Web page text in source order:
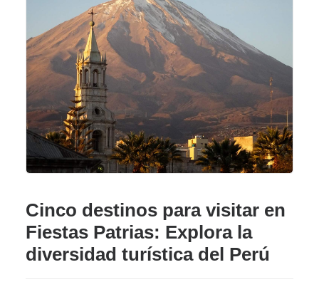
Cinco destinos para visitar en
Fiestas Patrias: Explora la
diversidad turística del Perú